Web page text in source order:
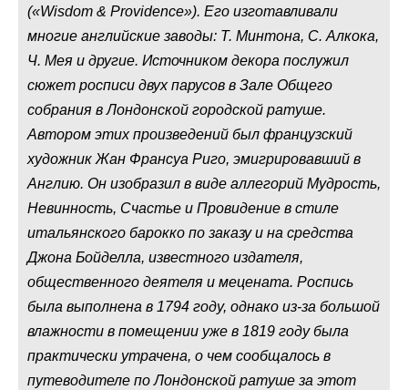
(«Wisdom & Providence»). Его изготавливали
многие английские заводы: Т. Минтона, С. Алкока,
Ч. Мея и другие. Источником декора послужил
сюжет росписи двух парусов в Зале Общего
собрания в Лондонской городской ратуше.
Автором этих произведений был французский
художник Жан Франсуа Риго, эмигрировавший в
Англию. Он изобразил в виде аллегорий Мудрость,
Невинность, Счастье и Провидение в стиле
итальянского барокко по заказу и на средства
Джона Бойделла, известного издателя,
общественного деятеля и мецената. Роспись
была выполнена в 1794 году, однако из-за большой
влажности в помещении уже в 1819 году была
практически утрачена, о чем сообщалось в
путеводителе по Лондонской ратуше за этот